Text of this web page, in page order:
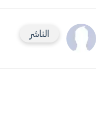
الناشر